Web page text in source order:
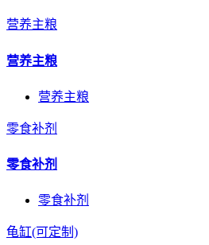
营养主粮
营养主粮
营养主粮
零食补剂
零食补剂
零食补剂
龟缸(可定制)